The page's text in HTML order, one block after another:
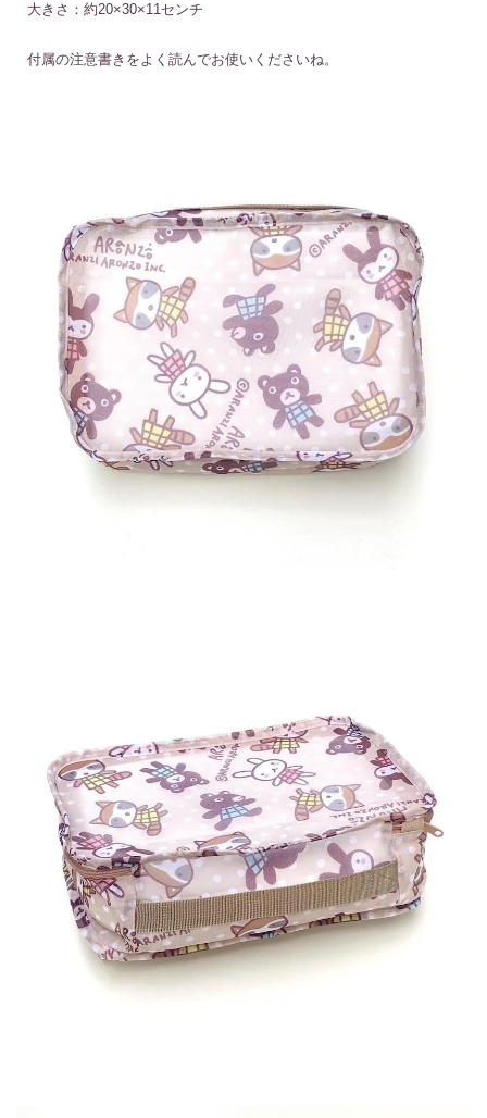
大きさ：約20×30×11センチ
付属の注意書きをよく読んでお使いくださいね。